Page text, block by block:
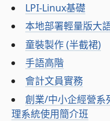
LPI-Linux基礎
本地部署輕量版大
童裝製作 (半截裙)
手語高階
會計文員實務
創業/中小企經營系
理系統使用簡介班